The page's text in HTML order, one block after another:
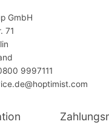
GmbH
71
9997111